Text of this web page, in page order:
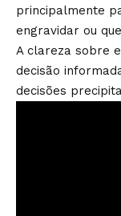
principalmente
engravidar ou
A clareza sobre
decisão
decisões